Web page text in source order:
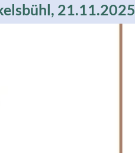
21.11.2025